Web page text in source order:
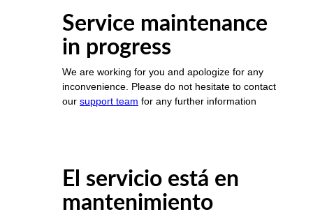
Service maintenance
in progress
We are working for you and apologize for any
inconvenience. Please do not hesitate to contact
our support team for any further information
El servicio está en
mantenimiento